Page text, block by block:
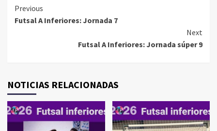
Continue
Reading
Previous
Futsal A Inferiores: Jornada 7
Next
Futsal A Inferiores: Jornada súper 9
NOTICIAS RELACIONADAS